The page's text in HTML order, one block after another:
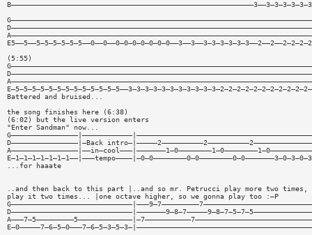
(5:55)
Battered and bruised...
the song finishes here (6:38)
(6:02) but the live version enters
"Enter Sandman" now...
D————————————————|—Back
...for haaate
..and then back to this part |..and so mr. Petrucci play more two times,
play it two times... |one octave higher, so we gonna play too :—P
G—————————————————————————————|———9—7—————————7——————————————————————————
D—————————————————————————————|———————9—8—7—————9—8—7—5—7—5——————————————
A———7—5—————————5—————————————|—7———————————7————————————————————————————
E—0—————7—6—5—0———7—6—5—3—5—3—|——————————————————————————————————————————